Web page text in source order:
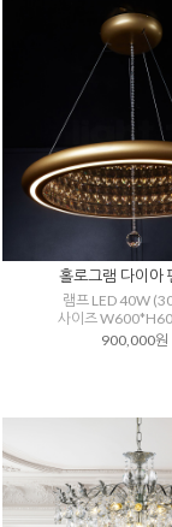
홀로그램 다이아
램프 LED 40W
사이즈
900,000원